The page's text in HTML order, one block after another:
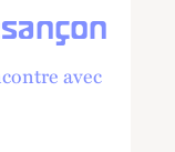
avec